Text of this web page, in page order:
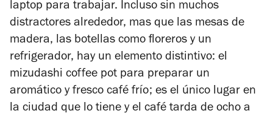
laptop para trabajar. Incluso sin muchos
distractores alrededor, mas que las mesas de
madera, las botellas como floreros y un
refrigerador, hay un elemento distintivo: el
mizudashi coffee pot para preparar un
aromático y fresco café frío; es el único lugar en
la ciudad que lo tiene y el café tarda de ocho a